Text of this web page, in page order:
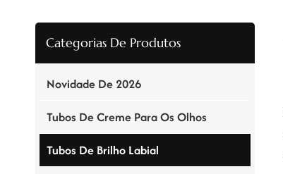
Categorias De Produtos
Novidade De 2026
Tubos De Creme Para Os Olhos
Tubos De Brilho Labial